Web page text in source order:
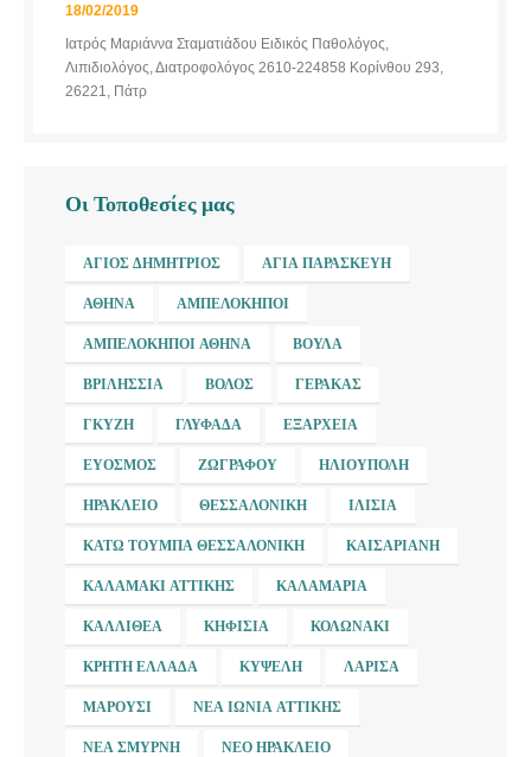
18/02/2019
Ιατρός Μαριάννα Σταματιάδου Ειδικός Παθολόγος,
Λιπιδιολόγος, Διατροφολόγος 2610-224858 Κορίνθου 293,
26221, Πάτρ
Οι Τοποθεσίες μας
ΆΓΙΟΣ ΔΗΜΉΤΡΙΟΣ ΑΓΊΑ ΠΑΡΑΣΚΕΥΉ
ΑΘΉΝΑ ΑΜΠΕΛΌΚΗΠΟΙ
ΑΜΠΕΛΌΚΗΠΟΙ ΑΘΉΝΑ ΒΟΎΛΑ
ΒΡΙΛΉΣΣΙΑ ΒΌΛΟΣ ΓΈΡΑΚΑΣ
ΓΚΎΖΗ ΓΛΥΦΆΔΑ ΕΞΆΡΧΕΙΑ
ΕΎΟΣΜΟΣ ΖΩΓΡΆΦΟΥ ΗΛΙΟΎΠΟΛΗ
ΗΡΆΚΛΕΙΟ ΘΕΣΣΑΛΟΝΊΚΗ ΙΛΊΣΙΑ
ΚΆΤΩ ΤΟΎΜΠΑ ΘΕΣΣΑΛΟΝΊΚΗ ΚΑΙΣΑΡΙΑΝΉ
ΚΑΛΑΜΆΚΙ ΑΤΤΙΚΉΣ ΚΑΛΑΜΑΡΙΆ
ΚΑΛΛΙΘΈΑ ΚΗΦΙΣΙΆ ΚΟΛΩΝΆΚΙ
ΚΡΉΤΗ ΕΛΛΆΔΑ ΚΥΨΈΛΗ ΛΆΡΙΣΑ
ΜΑΡΟΎΣΙ ΝΈΑ ΙΩΝΊΑ ΑΤΤΙΚΉΣ
ΝΈΑ ΣΜΎΡΝΗ ΝΈΟ ΗΡΆΚΛΕΙΟ